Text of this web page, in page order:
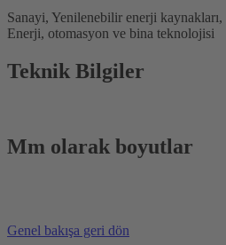
Sanayi, Yenilenebilir enerji
Enerji, otomasyon ve bina teknolojisi
Teknik Bilgiler
Mm olarak boyutlar
Genel bakışa geri dön